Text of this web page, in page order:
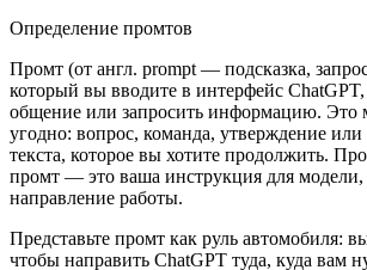
Определение промтов
Промт (от англ. prompt — подсказка,
который вы вводите в интерфейс
общение или запросить информацию. Это
угодно: вопрос, команда, утверждение или
текста, которое вы хотите продолжить.
промт — это ваша инструкция для модели,
направление работы.
Представьте промт как руль автомобиля:
чтобы направить ChatGPT туда, куда вам